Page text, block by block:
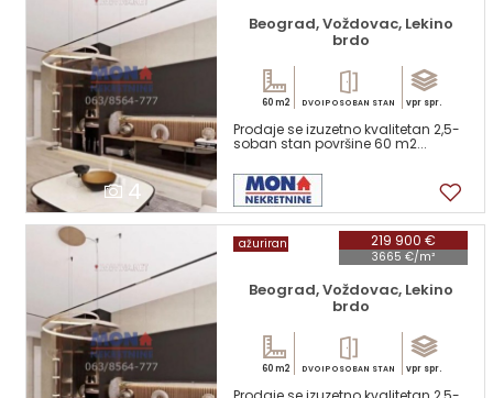
4
Beograd, Voždovac, Lekino
brdo
60 m2 DVOIPOSOBAN STAN vpr spr.
Prodaje se izuzetno kvalitetan 2,5-
soban stan površine 60 m2...
219 900 €
3665 €/m²
ažuriran
Beograd, Voždovac, Lekino
brdo
60 m2 DVOIPOSOBAN STAN vpr spr.